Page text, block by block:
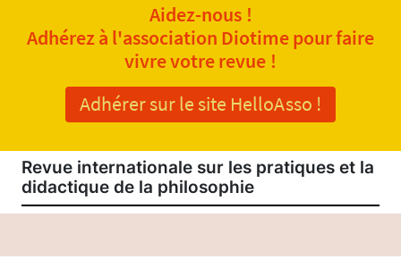
Aidez-nous !
Adhérez à l'association Diotime pour faire
vivre votre revue !
Adhérer sur le site HelloAsso !
Revue internationale sur les pratiques et la
didactique de la philosophie